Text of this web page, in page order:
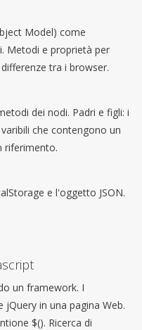
Model) come
Metodi e proprietà per
tra i browser.
dei nodi. Padri e figli: i
che contengono un
riferimento.
e l'oggetto JSON.
un framework. I
jQuery in una pagina Web.
$(). Ricerca di